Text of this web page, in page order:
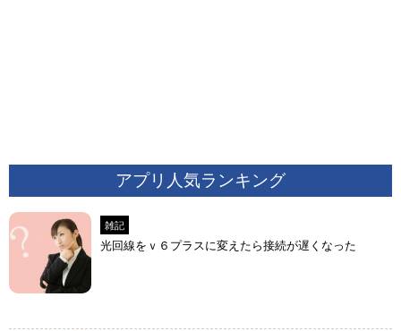
アプリ人気ランキング
雑記
光回線をｖ６プラスに変えたら接続が遅くなった